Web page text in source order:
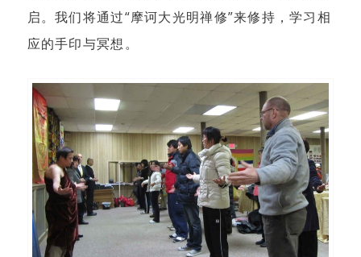
启。我们将通过“摩诃大光明禅修”来修持，学习相
应的手印与冥想。